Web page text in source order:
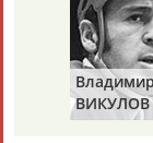
Камалудин
АБДУЛДАУДОВ
ВИКУЛОВ